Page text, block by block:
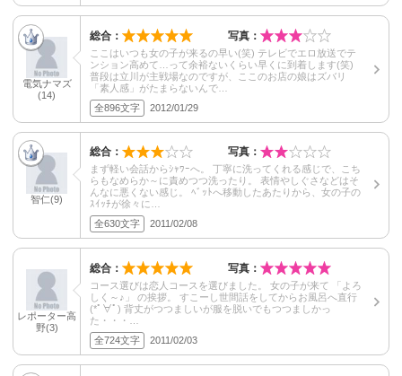
電気ナマズ
(14)
総合： 写真：
ここはいつも女の子が来るの早い(笑) テレビでエロ放送でテ
ンション高めて…って余裕ないくらい早くに到着します(笑)
普段は立川が主戦場なのですが、ここのお店の娘はズバリ
「素人感」がたまらないんで…
全896文字
2012/01/29
智仁(9)
総合： 写真：
まず軽い会話からｼｬﾜｰへ。 丁寧に洗ってくれる感じで、こち
らもなめらか～に責めつつ洗ったり。 表情やしぐさなどはそ
んなに悪くない感じ。 ﾍﾞｯﾄへ移動したあたりから、女の子の
ｽｲｯﾁが徐々に…
全630文字
2011/02/08
レポーター高
野(3)
総合： 写真：
コース選びは恋人コースを選びました。 女の子が来て 「よろ
しく～♪」 の挨拶。 すこーし世間話をしてからお風呂へ直行
(*ﾟ∀ﾟ) 背丈がつつましいが服を脱いでもつつましかっ
た・・・…
全724文字
2011/02/03